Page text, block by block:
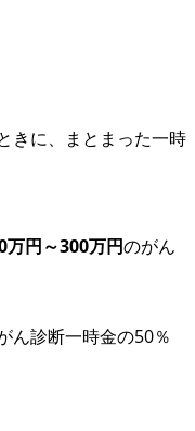
きに、まとまった一時
万円～300万円のがん
ん診断一時金の50％